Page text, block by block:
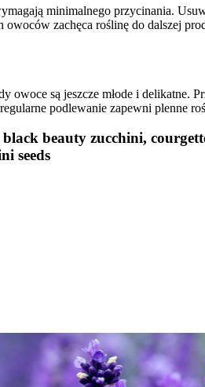
minimalnego przycinania.
owoców zachęca roślinę do dalszej
owoce są jeszcze młode i delikatne.
podlewanie zapewni plenne
beauty zucchini,
seeds